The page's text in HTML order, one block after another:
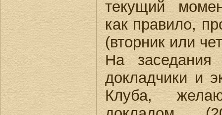
текущий
как правило,
(вторник или
На заседания
докладчики и
Клуба,